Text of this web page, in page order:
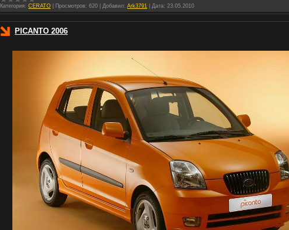
Категория: CERATO Просмотров: 620 Добавил: Ark3791 Дата: 23.05.2010
PICANTO 2006